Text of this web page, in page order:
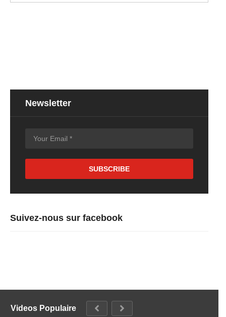
Newsletter
Suivez-nous sur facebook
Videos Populaire